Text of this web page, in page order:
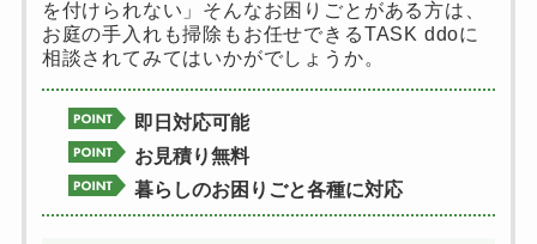
を付けられない」そんなお困りごとがある方は、
お庭の手入れも掃除もお任せできるTASK ddoに
相談されてみてはいかがでしょうか。
即日対応可能
お見積り無料
暮らしのお困りごと各種に対応